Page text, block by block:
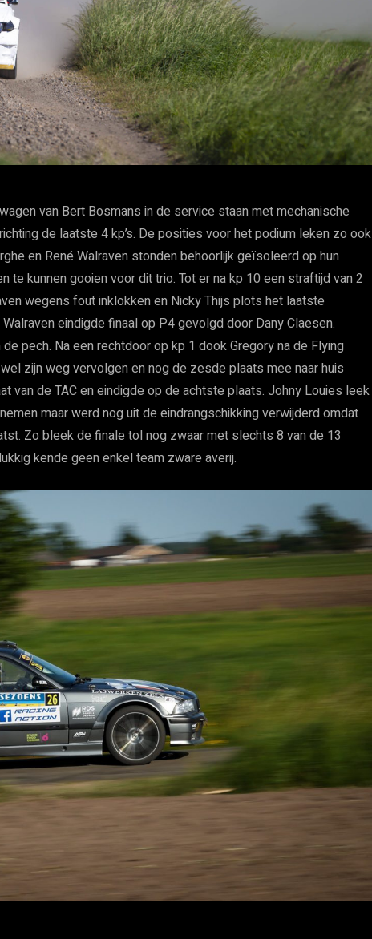
van Bert Bosmans in de service staan met mechanische
de laatste 4 kp’s. De posities voor het podium leken zo ook
en René Walraven stonden behoorlijk geïsoleerd op hun
te kunnen gooien voor dit trio. Tot er na kp 10 een straftijd van 2
wegens fout inklokken en Nicky Thijs plots het laatste
eindigde finaal op P4 gevolgd door Dany Claesen.
pech. Na een rechtdoor op kp 1 dook Gregory na de Flying
zijn weg vervolgen en nog de zesde plaats mee naar huis
van de TAC en eindigde op de achtste plaats. Johny Louies leek
maar werd nog uit de eindrangschikking verwijderd omdat
Zo bleek de finale tol nog zwaar met slechts 8 van de 13
kende geen enkel team zware averij.